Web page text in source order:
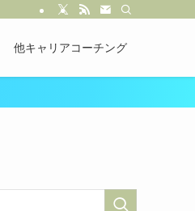
他キャリアコーチング